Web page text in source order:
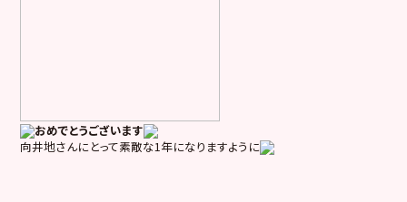
おめでとうございます
向井地さんにとって素敵な1年になりますように